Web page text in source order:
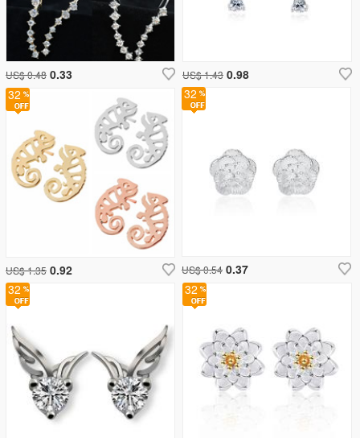
US$ 0.48 0.33
32
US$ 0.54 0.37
32
32
US$ 1.43 0.98
32
US$ 1.35 0.92